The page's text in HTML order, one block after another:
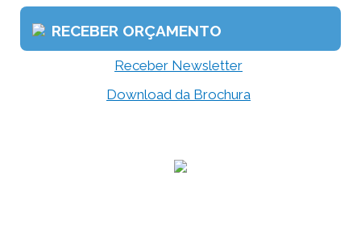
RECEBER ORÇAMENTO
Receber Newsletter
Download da Brochura